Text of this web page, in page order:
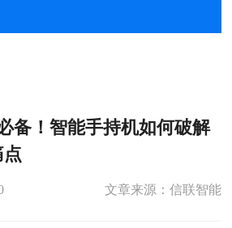
备！智能手持机如何破解
文章来源：信联智能